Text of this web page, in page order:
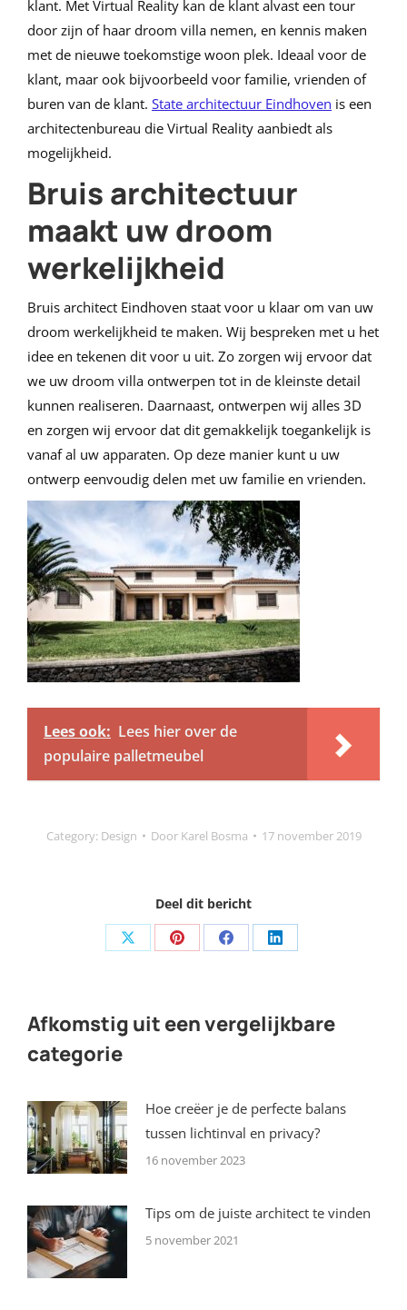
klant. Met Virtual Reality kan de klant alvast een tour
door zijn of haar droom villa nemen, en kennis maken
met de nieuwe toekomstige woon plek. Ideaal voor de
klant, maar ook bijvoorbeeld voor familie, vrienden of
buren van de klant. State architectuur Eindhoven is een
architectenbureau die Virtual Reality aanbiedt als
mogelijkheid.
Bruis architectuur
maakt uw droom
werkelijkheid
Bruis architect Eindhoven staat voor u klaar om van uw
droom werkelijkheid te maken. Wij bespreken met u het
idee en tekenen dit voor u uit. Zo zorgen wij ervoor dat
we uw droom villa ontwerpen tot in de kleinste detail
kunnen realiseren. Daarnaast, ontwerpen wij alles 3D
en zorgen wij ervoor dat dit gemakkelijk toegankelijk is
vanaf al uw apparaten. Op deze manier kunt u uw
ontwerp eenvoudig delen met uw familie en vrienden.
Lees ook: Lees hier over de
populaire palletmeubel
Category: Design Door Karel Bosma 17 november 2019
Deel dit bericht
Share Share Share Share
Afkomstig uit een vergelijkbare
categorie
Hoe creëer je de perfecte balans
tussen lichtinval en privacy?
16 november 2023
Tips om de juiste architect te vinden
5 november 2021